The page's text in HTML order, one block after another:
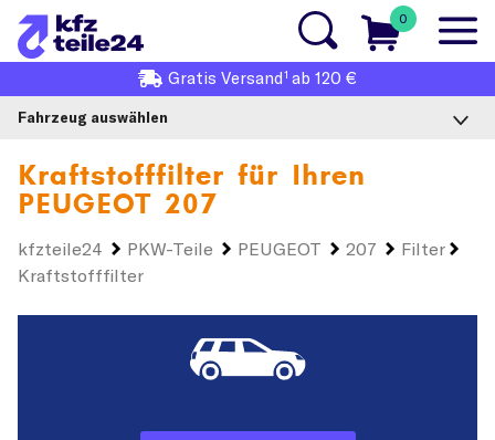
0
Gratis Versand1 ab 120 €
Fahrzeug auswählen
Kraftstofffilter für Ihren
PEUGEOT 207
kfzteile24 PKW-Teile PEUGEOT 207
Filter
Kraftstofffilter